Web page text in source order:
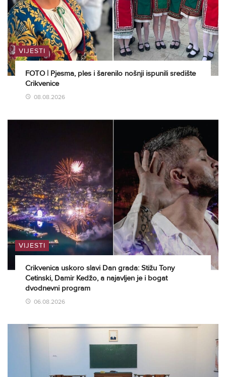
VIJESTI
FOTO | Pjesma, ples i šarenilo nošnji ispunili središte
Crikvenice
08.08.2026
VIJESTI
Crikvenica uskoro slavi Dan grada: Stižu Tony
Cetinski, Damir Kedžo, a najavljen je i bogat
dvodnevni program
06.08.2026